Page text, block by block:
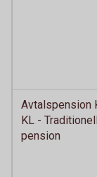
Avtalspension
KL -
pension